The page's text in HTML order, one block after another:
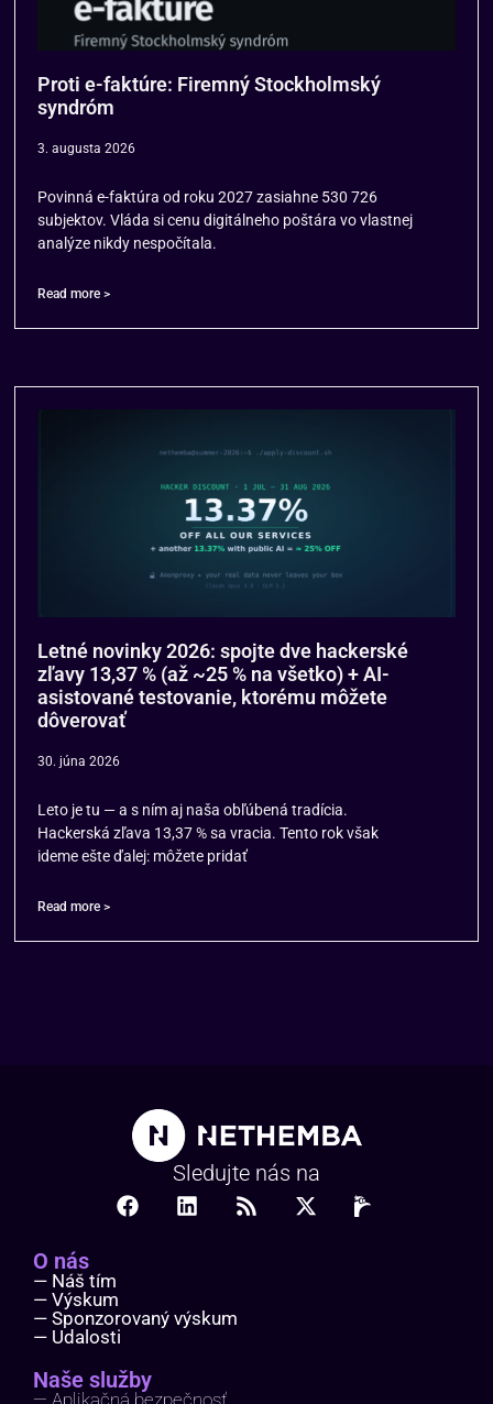
Proti e-faktúre: Firemný Stockholmský
syndróm
3. augusta 2026
Povinná e-faktúra od roku 2027 zasiahne 530 726
subjektov. Vláda si cenu digitálneho poštára vo vlastnej
analýze nikdy nespočítala.
Read more >
Letné novinky 2026: spojte dve hackerské
zľavy 13,37 % (až ~25 % na všetko) + AI-
asistované testovanie, ktorému môžete
dôverovať
30. júna 2026
Leto je tu — a s ním aj naša obľúbená tradícia.
Hackerská zľava 13,37 % sa vracia. Tento rok však
ideme ešte ďalej: môžete pridať
Read more >
Sledujte nás na
O nás
— Náš tím
— Výskum
— Sponzorovaný výskum
— Udalosti
Naše služby